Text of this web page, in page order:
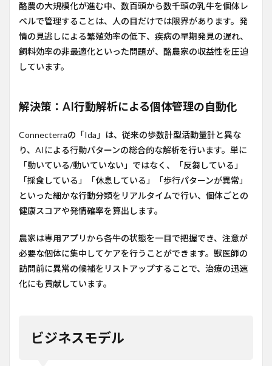
酪農の大規模化が進む中、数百頭から数千頭の乳牛を個体レ
ベルで管理することは、人の目だけでは限界があります。発
情の見逃しによる繁殖効率の低下、疾病の早期発見の遅れ、
飼料効率の非最適化といった問題が、酪農家の収益性を圧迫
しています。
解決策：AI行動解析による個体管理の自動化
Connecterraの「Ida」は、従来の歩数計型活動量計と異な
り、AIによる行動パターンの総合的な解析を行います。単に
「動いている/動いていない」ではなく、「反芻している」
「採食している」「休息している」「歩行パターンが異常」
といった細かな行動分類をリアルタイムで行い、個体ごとの
健康スコアや発情確率を算出します。
農家は専用アプリから各牛の状態を一目で把握でき、注意が
必要な個体に集中してケアを行うことができます。獣医師の
訪問前に異常の候補をリストアップすることで、治療の迅速
化にも貢献しています。
ビジネスモデル